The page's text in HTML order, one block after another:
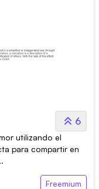
6
utilizando el
para compartir en
Freemium